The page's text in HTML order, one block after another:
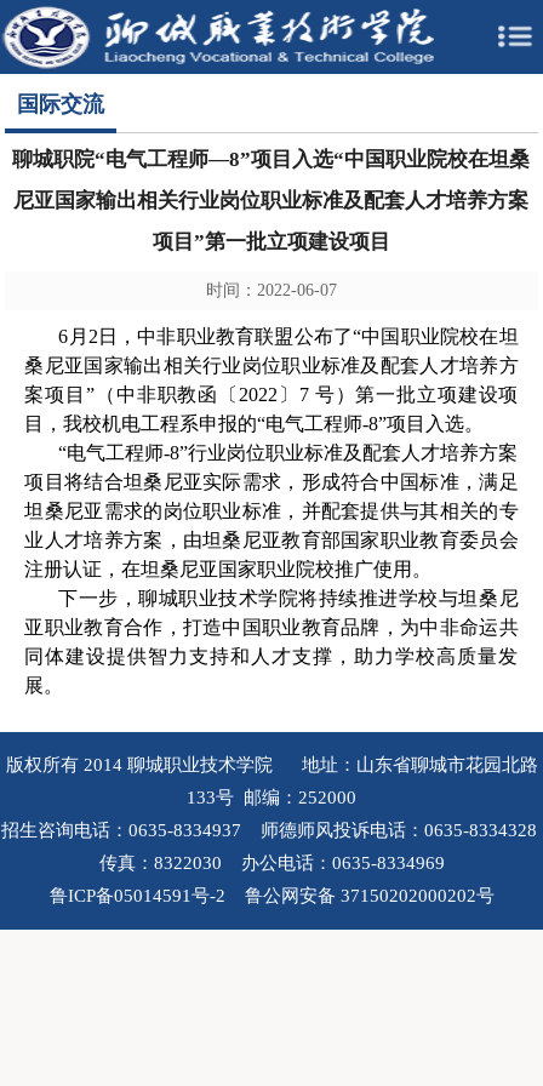
国际交流
聊城职院“电气工程师—8”项目入选“中国职业院校在坦桑
尼亚国家输出相关行业岗位职业标准及配套人才培养方案
项目”第一批立项建设项目
时间：2022-06-07
6月2日，中非职业教育联盟公布了“中国职业院校在坦
桑尼亚国家输出相关行业岗位职业标准及配套人才培养方
案项目”（中非职教函〔2022〕7 号）第一批立项建设项
目，我校机电工程系申报的“电气工程师-8”项目入选。
“电气工程师-8”行业岗位职业标准及配套人才培养方案
项目将结合坦桑尼亚实际需求，形成符合中国标准，满足
坦桑尼亚需求的岗位职业标准，并配套提供与其相关的专
业人才培养方案，由坦桑尼亚教育部国家职业教育委员会
注册认证，在坦桑尼亚国家职业院校推广使用。
下一步，聊城职业技术学院将持续推进学校与坦桑尼
亚职业教育合作，打造中国职业教育品牌，为中非命运共
同体建设提供智力支持和人才支撑，助力学校高质量发
展。
版权所有 2014 聊城职业技术学院 地址：山东省聊城市花园北路
133号 邮编：252000
招生咨询电话：0635-8334937 师德师风投诉电话：0635-8334328
传真：8322030 办公电话：0635-8334969
鲁ICP备05014591号-2 鲁公网安备 37150202000202号